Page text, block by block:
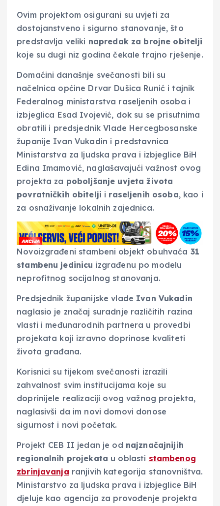
Ovim projektom osigurani su uvjeti za
dostojanstveno i sigurno stanovanje, što
predstavlja veliki napredak za brojne obitelji
koje su dugi niz godina čekale trajno rješenje.
Domaćini današnje svečanosti bili su
načelnica općine Drvar Dušica Runić i tajnik
Federalnog ministarstva raseljenih osoba i
izbjeglica Esad Ivojević, dok su se prisutnima
obratili i predsjednik Vlade Hercegbosanske
županije Ivan Vukadin i predstavnica
Ministarstva za ljudska prava i izbjeglice BiH
Edina Imamović, naglašavajući važnost ovog
projekta za poboljšanje uvjeta života
povratničkih obitelji i raseljenih osoba, kao i
za osnaživanje lokalnih zajednica.
Novoizgrađeni stambeni objekt obuhvaća 31
stambenu jedinicu izgrađenu po modelu
neprofitnog socijalnog stanovanja.
Predsjednik županijske vlade Ivan Vukadin
naglasio je značaj suradnje različitih razina
vlasti i međunarodnih partnera u provedbi
projekata koji izravno doprinose kvaliteti
života građana.
Korisnici su tijekom svečanosti izrazili
zahvalnost svim institucijama koje su
doprinijele realizaciji ovog važnog projekta,
naglasivši da im novi domovi donose
sigurnost i novi početak.
Projekt CEB II jedan je od najznačajnijih
regionalnih projekata u oblasti stambenog
zbrinjavanja ranjivih kategorija stanovništva.
Ministarstvo za ljudska prava i izbjeglice BiH
djeluje kao agencija za provođenje projekta